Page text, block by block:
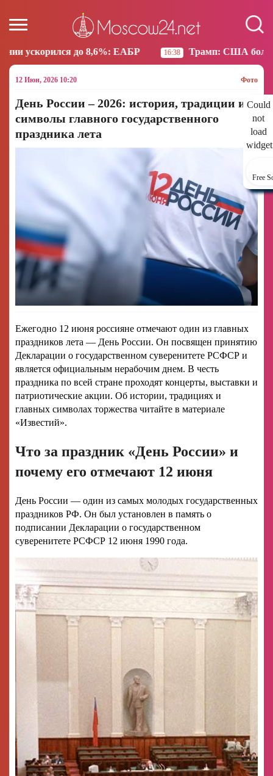
16:38 Трамп: США больше не намерены вести
12 Июн, 2026 10:20 Фото
Could
not
load
Free
День России – 2026: история, традиции и
символы главного государственного
праздника лета
Ежегодно 12 июня россияне отмечают один из главных
праздников лета — День России. Он посвящен принятию
Декларации о государственном суверенитете РСФСР и
является официальным нерабочим днем. В честь
праздника по всей стране проходят концерты, выставки и
патриотические акции. Об истории, традициях и
главных символах торжества читайте в материале
«Известий».
Что за праздник «День России» и
почему его отмечают 12 июня
День России — один из самых молодых государственных
праздников РФ. Он был установлен в память о
подписании Декларации о государственном
суверенитете РСФСР 12 июня 1990 года.